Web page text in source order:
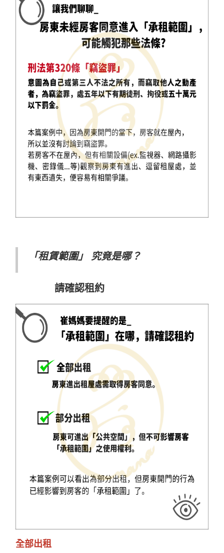
「租賃範圍」 究竟是哪？
請確認租約
全部出租